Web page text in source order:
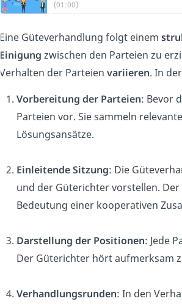
(01:00)
Eine Güteverhandlung folgt einem
Einigung zwischen den Parteien zu
Verhalten der Parteien variieren. In
Vorbereitung der Parteien: Bevor
Parteien vor. Sie sammeln
Lösungsansätze.
Einleitende Sitzung: Die
und der Güterichter vorstellen.
Bedeutung einer kooperativen
Darstellung der Positionen: Jede
Der Güterichter hört aufmerksam
Verhandlungsrunden: In den